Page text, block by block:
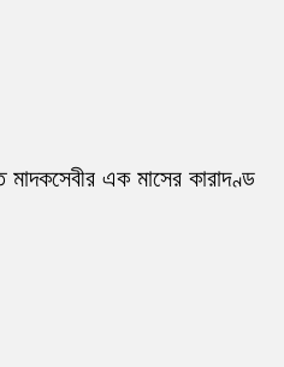
মাদকসেবীর এক মাসের কারাদণ্ড